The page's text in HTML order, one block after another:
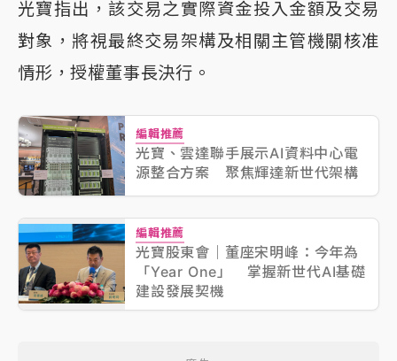
光寶指出，該交易之實際資金投入金額及交易
對象，將視最終交易架構及相關主管機關核准
情形，授權董事長決行。
編輯推薦
光寶、雲達聯手展示AI資料中心電
源整合方案 聚焦輝達新世代架構
編輯推薦
光寶股東會｜董座宋明峰：今年為
「Year One」 掌握新世代AI基礎
建設發展契機